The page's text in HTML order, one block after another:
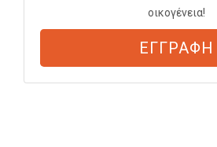
οικογένεια!
ΕΓΓΡΑΦΗ